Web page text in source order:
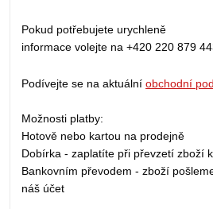
Pokud potřebujete urychleně
informace volejte na +420 220 879
Podívejte se na aktuálníobchodní
Možnosti platby:
Hotově nebo kartou na prodejně
Dobírka - zaplatíte při převzetí zboží
Bankovním převodem - zboží
náš účet